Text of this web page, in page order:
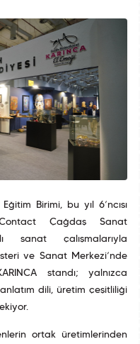
Birimi, bu yıl 6’ncısı
Çağdaş Sanat
sanat çalışmalarıyla
ve Sanat Merkezi’nde
standı; yalnızca
dili, üretim çeşitliliği
ortak üretimlerinden